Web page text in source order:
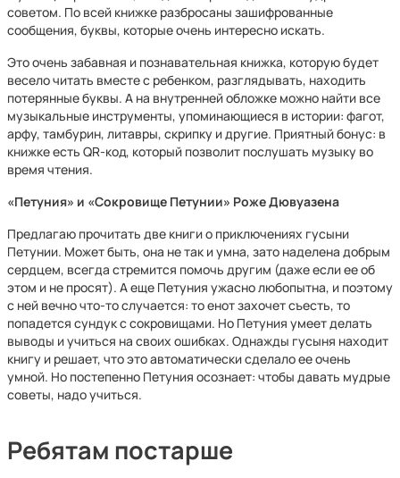
советом. По всей книжке разбросаны зашифрованные
сообщения, буквы, которые очень интересно искать.
Это очень забавная и познавательная книжка, которую будет
весело читать вместе с ребенком, разглядывать, находить
потерянные буквы. А на внутренней обложке можно найти все
музыкальные инструменты, упоминающиеся в истории: фагот,
арфу, тамбурин, литавры, скрипку и другие. Приятный бонус: в
книжке есть QR-код, который позволит послушать музыку во
время чтения.
«Петуния» и «Сокровище Петунии» Роже Дювуазена
Предлагаю прочитать две книги о приключениях гусыни
Петунии. Может быть, она не так и умна, зато наделена добрым
сердцем, всегда стремится помочь другим (даже если ее об
этом и не просят). А еще Петуния ужасно любопытна, и поэтому
с ней вечно что-то случается: то енот захочет съесть, то
попадется сундук с сокровищами. Но Петуния умеет делать
выводы и учиться на своих ошибках. Однажды гусыня находит
книгу и решает, что это автоматически сделало ее очень
умной. Но постепенно Петуния осознает: чтобы давать мудрые
советы, надо учиться.
Ребятам постарше